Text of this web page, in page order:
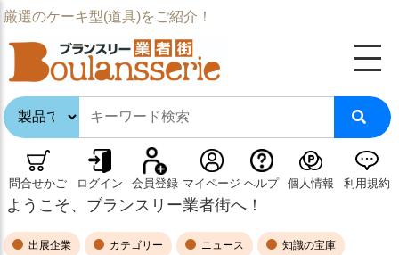
厳選のケーキ型(道具)をご紹介！
問合せかご ログイン 会員登録 マイページ ヘルプ 個人情報 利用規約
ようこそ、ブランスリー業者街へ！
出展企業 カテゴリー ニュース 知識の宝庫